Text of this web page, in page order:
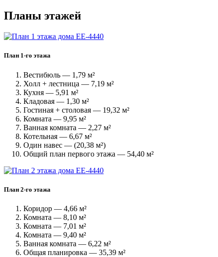
Планы этажей
План 1-го этажа
Вестибюль — 1,79 м²
Холл + лестница — 7,19 м²
Кухня — 5,91 м²
Кладовая — 1,30 м²
Гостиная + столовая — 19,32 м²
Комната — 9,95 м²
Ванная комната — 2,27 м²
Котельная — 6,67 м²
Один навес — (20,38 м²)
Общий план первого этажа — 54,40 м²
План 2-го этажа
Коридор — 4,66 м²
Комната — 8,10 м²
Комната — 7,01 м²
Комната — 9,40 м²
Ванная комната — 6,22 м²
Общая планировка — 35,39 м²